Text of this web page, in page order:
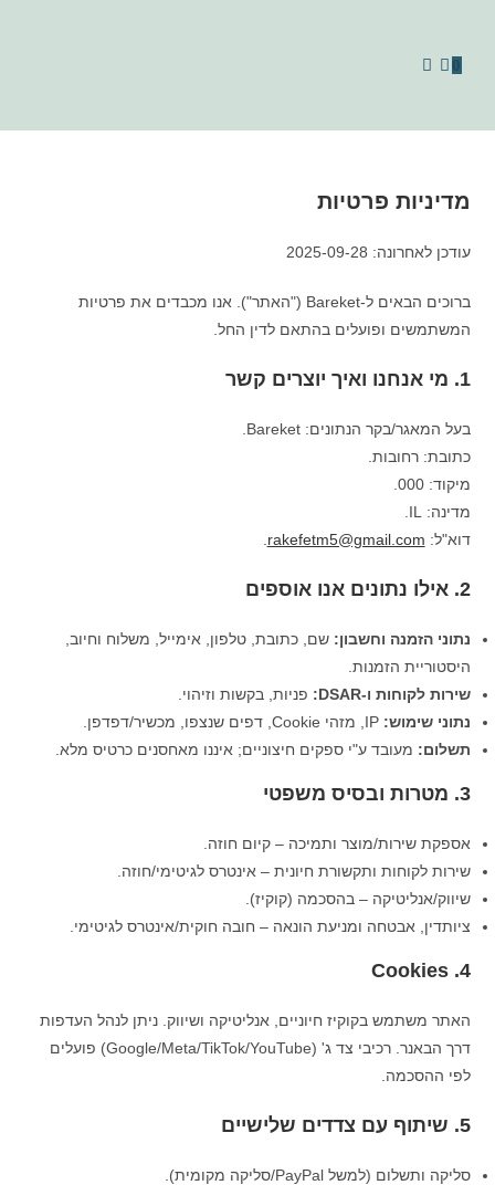
מדיניות פרטיות
עודכן לאחרונה: 2025-09-28
ברוכים הבאים ל-Bareket ("האתר"). אנו מכבדים את פרטיות
המשתמשים ופועלים בהתאם לדין החל.
1. מי אנחנו ואיך יוצרים קשר
בעל המאגר/בקר הנתונים: Bareket.
כתובת: רחובות.
מיקוד: 000.
מדינה: IL.
דוא"ל: rakefetm5@gmail.com
2. אילו נתונים אנו אוספים
נתוני הזמנה וחשבון: שם, כתובת, טלפון, אימייל, משלוח וחיוב,
היסטוריית הזמנות.
שירות לקוחות ו-DSAR:
פניות, בקשות וזיהוי.
נתוני שימוש: IP, מזהי Cookie, דפים שנצפו, מכשיר/דפדפן.
תשלום: מעובד ע"י ספקים חיצוניים; איננו מאחסנים כרטיס מלא.
3. מטרות ובסיס משפטי
אספקת שירות/מוצר ותמיכה – קיום חוזה.
שירות לקוחות ותקשורת חיונית – אינטרס לגיטימי/חוזה.
שיווק/אנליטיקה – בהסכמה (קוקיז).
ציותדין, אבטחה ומניעת הונאה – חובה חוקית/אינטרס לגיטימי.
4. Cookies
האתר משתמש בקוקיז חיוניים, אנליטיקה ושיווק. ניתן לנהל העדפות
דרך הבאנר. רכיבי צד ג' (Google/Meta/TikTok/YouTube) פועלים
לפי ההסכמה.
5. שיתוף עם צדדים שלישיים
סליקה ותשלום (למשל PayPal/סליקה מקומית).